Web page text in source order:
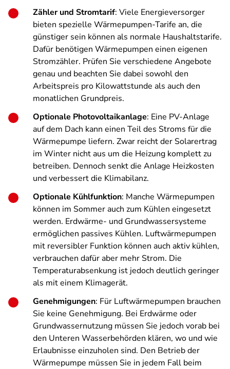
Zähler und Stromtarif: Viele Energieversorger
bieten spezielle Wärmepumpen-Tarife an, die
günstiger sein können als normale Haushaltstarife.
Dafür benötigen Wärmepumpen einen eigenen
Stromzähler. Prüfen Sie verschiedene Angebote
genau und beachten Sie dabei sowohl den
Arbeitspreis pro Kilowattstunde als auch den
monatlichen Grundpreis.
Optionale Photovoltaikanlage: Eine PV-Anlage
auf dem Dach kann einen Teil des Stroms für die
Wärmepumpe liefern. Zwar reicht der Solarertrag
im Winter nicht aus um die Heizung komplett zu
betreiben. Dennoch senkt die Anlage Heizkosten
und verbessert die Klimabilanz.
Optionale Kühlfunktion: Manche Wärmepumpen
können im Sommer auch zum Kühlen eingesetzt
werden. Erdwärme- und Grundwassersysteme
ermöglichen passives Kühlen. Luftwärmepumpen
mit reversibler Funktion können auch aktiv kühlen,
verbrauchen dafür aber mehr Strom. Die
Temperaturabsenkung ist jedoch deutlich geringer
als mit einem Klimagerät.
Genehmigungen: Für Luftwärmepumpen brauchen
Sie keine Genehmigung. Bei Erdwärme oder
Grundwassernutzung müssen Sie jedoch vorab bei
den Unteren Wasserbehörden klären, wo und wie
Erlaubnisse einzuholen sind. Den Betrieb der
Wärmepumpe müssen Sie in jedem Fall beim